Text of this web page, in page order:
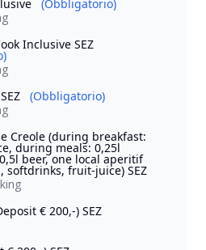
(Obbligatorio)
Inclusive SEZ
(Obbligatorio)
Creole (during breakfast:
during meals: 0,25l
beer, one local aperitif
softdrinks, fruit-juice) SEZ
€ 200,-) SEZ